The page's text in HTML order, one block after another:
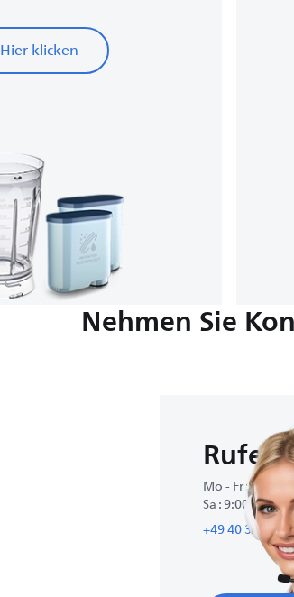
Hier klicken
Nehmen Sie
Rufen
Mo - Fr : 8:00-
Sa : 9:00-17:00
+49 40 34 97